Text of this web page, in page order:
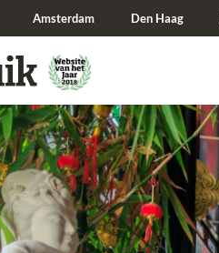
Amsterdam Den Haag
De Buik